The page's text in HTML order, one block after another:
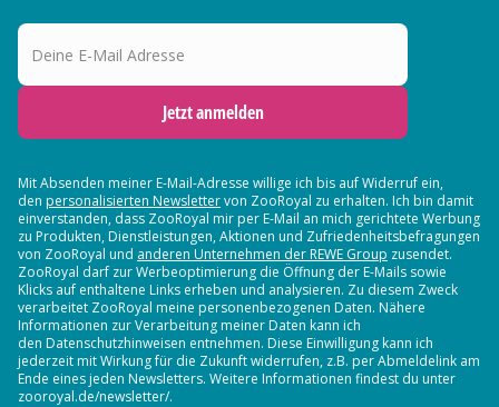
Deine E-Mail Adresse
Jetzt anmelden
Mit Absenden meiner E-Mail-Adresse willige ich bis auf Widerruf ein,
den personalisierten Newslettervon ZooRoyal zu erhalten. Ich bin damit
einverstanden, dass ZooRoyal mir per E-Mail an mich gerichtete Werbung
zu Produkten, Dienstleistungen, Aktionen und Zufriedenheitsbefragungen
von ZooRoyal und anderen Unternehmen der REWE Group zusendet.
ZooRoyal darf zur Werbeoptimierung die Öffnung der E-Mails sowie
Klicks auf enthaltene Links erheben und analysieren. Zu diesem Zweck
verarbeitet ZooRoyal meine personenbezogenen Daten. Nähere
Informationen zur Verarbeitung meiner Daten kann ich
den Datenschutzhinweisen entnehmen. Diese Einwilligung kann ich
jederzeit mit Wirkung für die Zukunft widerrufen, z.B. per Abmeldelink am
Ende eines jeden Newsletters. Weitere Informationen findest du unter
zooroyal.de/newsletter/.